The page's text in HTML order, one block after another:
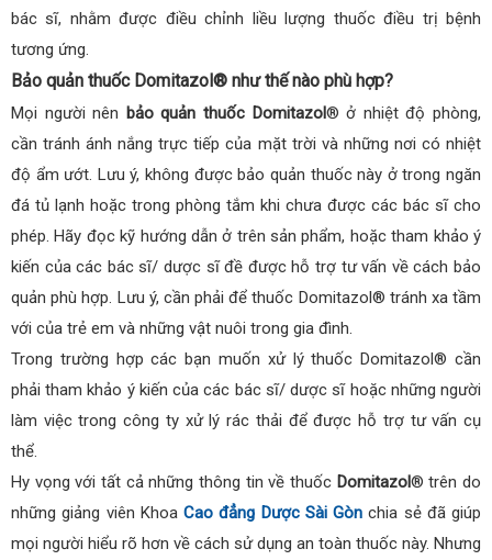
bác sĩ, nhằm được điều chỉnh liều lượng thuốc điều trị bệnh
tương ứng.
Bảo quản thuốc Domitazol® như thế nào phù hợp?
Mọi người nên bảo quản thuốc Domitazol® ở nhiệt độ phòng,
cần tránh ánh nắng trực tiếp của mặt trời và những nơi có nhiệt
độ ẩm ướt. Lưu ý, không được bảo quản thuốc này ở trong ngăn
đá tủ lạnh hoặc trong phòng tắm khi chưa được các bác sĩ cho
phép. Hãy đọc kỹ hướng dẫn ở trên sản phẩm, hoặc tham khảo ý
kiến của các bác sĩ/ dược sĩ đề được hỗ trợ tư vấn về cách bảo
quản phù hợp. Lưu ý, cần phải để thuốc Domitazol® tránh xa tầm
với của trẻ em và những vật nuôi trong gia đình.
Trong trường hợp các bạn muốn xử lý thuốc Domitazol® cần
phải tham khảo ý kiến của các bác sĩ/ dược sĩ hoặc những người
làm việc trong công ty xử lý rác thải để được hỗ trợ tư vấn cụ
thể.
Hy vọng với tất cả những thông tin về thuốc Domitazol® trên do
những giảng viên Khoa Cao đẳng Dược Sài Gòn chia sẻ đã giúp
mọi người hiểu rõ hơn về cách sử dụng an toàn thuốc này. Nhưng